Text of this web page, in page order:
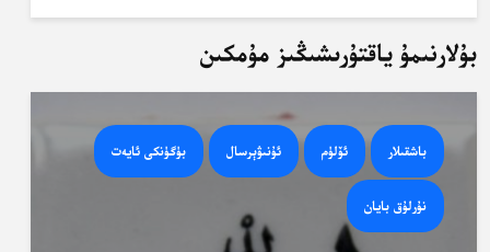
بۇلارنىمۇ ياقتۇرىشىڭىز مۇمكىن
باشقىلار ئۆلۈم ئۇنىۋېرسال بۈگۈنكى ئايەت
نۇرلۇق بايان